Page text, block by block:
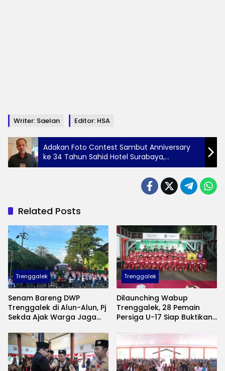
Writer: Saelan Editor: HSA
Adakan Foto Contest Sambut Anniversary
ke 34 Tahun Sahid Hotel Surabaya,
Puncaknya Seremoni Potong Tumpeng
Related Posts
Trenggalek
Senam Bareng DWP
Trenggalek di Alun-Alun, Pj
Sekda Ajak Warga Jaga
Produk UMKM
Trenggalek
Dilaunching Wabup
Trenggalek, 28 Pemain
Persiga U-17 Siap Buktikan